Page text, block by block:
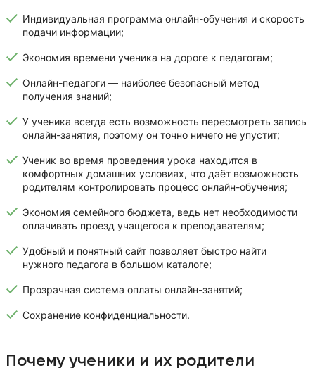
Индивидуальная программа онлайн-обучения и скорость
подачи информации;
Экономия времени ученика на дороге к педагогам;
Онлайн-педагоги — наиболее безопасный метод
получения знаний;
У ученика всегда есть возможность пересмотреть запись
онлайн-занятия, поэтому он точно ничего не упустит;
Ученик во время проведения урока находится в
комфортных домашних условиях, что даёт возможность
родителям контролировать процесс онлайн-обучения;
Экономия семейного бюджета, ведь нет необходимости
оплачивать проезд учащегося к преподавателям;
Удобный и понятный сайт позволяет быстро найти
нужного педагога в большом каталоге;
Прозрачная система оплаты онлайн-занятий;
Сохранение конфиденциальности.
Почему ученики и их родители